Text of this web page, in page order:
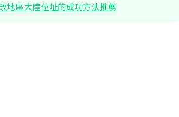
地區大陸位址的成功方法推薦